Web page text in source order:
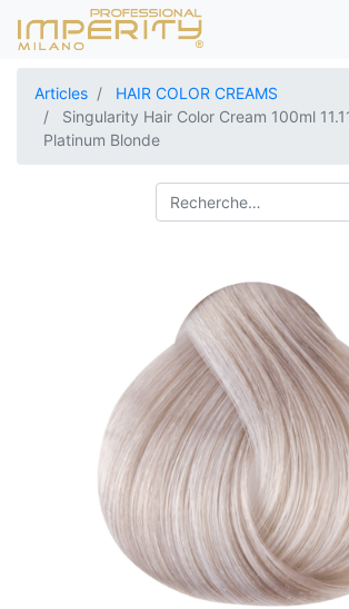
Articles
HAIR COLOR CREAMS
Singularity Hair Color Cream 100ml
Platinum Blonde